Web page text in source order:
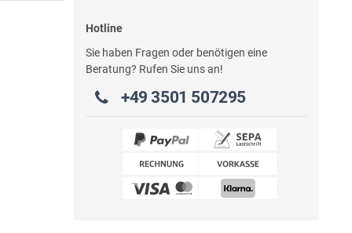
Hotline
Sie haben Fragen oder benötigen eine
Beratung? Rufen Sie uns an!
+49 3501 507295